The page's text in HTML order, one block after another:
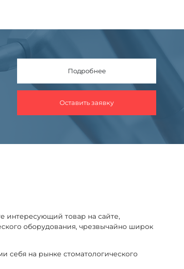
Подробнее
Оставить заявку
интересующий товар на сайте,
оборудования, чрезвычайно широк
себя на рынке стоматологического